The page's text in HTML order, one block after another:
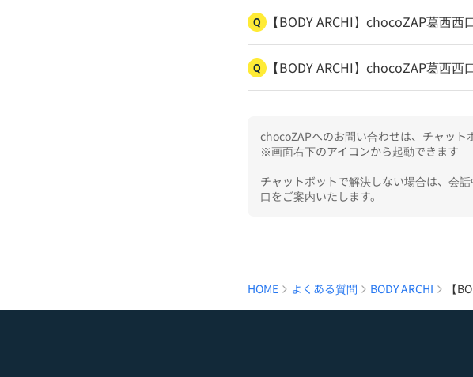
Q 【BODY ARCHI】chocoZAP葛西
Q 【BODY ARCHI】chocoZAP葛西
chocoZAPへのお問い合わせは、チャット
※画面右下のアイコンから起動できます
チャットボットで解決しない場合は、会
口をご案内いたします。
HOME よくある質問 BODY ARCHI 【